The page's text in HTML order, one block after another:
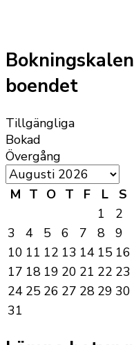
boendet
Tillgängliga
Bokad
Övergång
M T O T F L
S
1
2
3
4 5 6 7 8
9
10 11 12 13 14 15 16
17 18 19 20 21 22 23
24 25 26 27 28 29 30
31